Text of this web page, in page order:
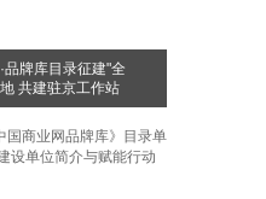
品牌库目录征建"全
共建驻京工作站